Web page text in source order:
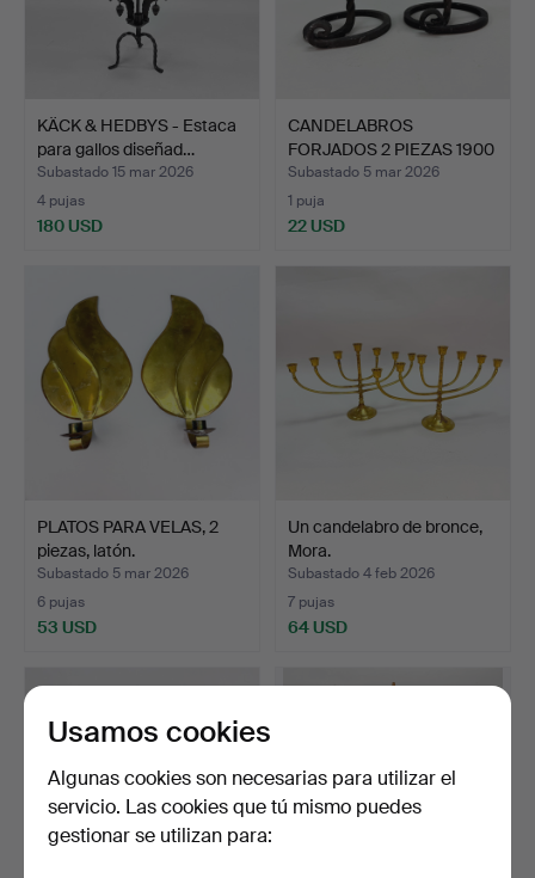
KÄCK & HEDBYS - Estaca
para gallos diseñad…
Subastado 15 mar 2026
4 pujas
180 USD
CANDELABROS
FORJADOS 2 PIEZAS 1900
piezas.
Subastado 5 mar 2026
1 puja
22 USD
PLATOS PARA VELAS, 2
piezas, latón.
Subastado 5 mar 2026
6 pujas
53 USD
Un candelabro de bronce,
Mora.
Subastado 4 feb 2026
7 pujas
64 USD
Usamos cookies
Algunas cookies son necesarias para utilizar el
servicio. Las cookies que tú mismo puedes
gestionar se utilizan para: